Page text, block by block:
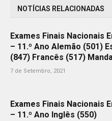
NOTÍCIAS RELACIONADAS
Exames Finais Nacionais
– 11.º Ano Alemão (501)
(847) Francês (517)
7 de Setembro, 2021
Exames Finais Nacionais
– 11.º Ano Inglês (550)